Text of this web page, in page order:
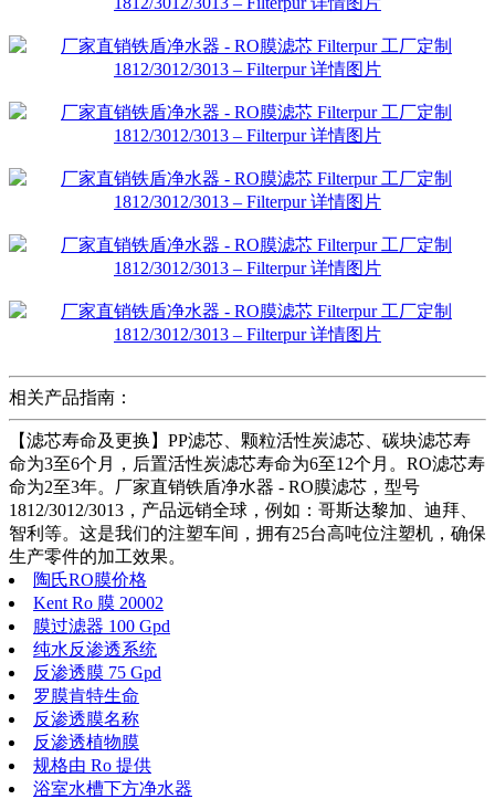
相关产品指南：
【滤芯寿命及更换】PP滤芯、颗粒活性炭滤芯、碳块滤芯寿
命为3至6个月，后置活性炭滤芯寿命为6至12个月。RO滤芯寿
命为2至3年。厂家直销铁盾净水器 - RO膜滤芯，型号
1812/3012/3013，产品远销全球，例如：哥斯达黎加、迪拜、
智利等。这是我们的注塑车间，拥有25台高吨位注塑机，确保
生产零件的加工效果。
陶氏RO膜价格
Kent Ro 膜 20002
膜过滤器 100 Gpd
纯水反渗透系统
反渗透膜 75 Gpd
罗膜肯特生命
反渗透膜名称
反渗透植物膜
规格由 Ro 提供
浴室水槽下方净水器